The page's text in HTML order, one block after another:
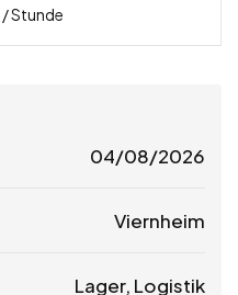
/ Stunde
04/08/2026
Viernheim
Lager, Logistik